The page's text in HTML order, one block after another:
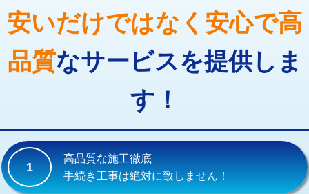
廃棄・処分 現場見積
止水・漏水調査・防水処理・清掃・修
理・調整・分解・加工など（重作業）
33,000円
その他部品の脱着 8,800円～
交換・取付(単水栓（壁付・デッキ
式）)
13,200円+材料費
交換・取付(混合水栓（壁付・デッキ
式・ワンホール）)
16,500円+材料費
安いだけではなく安心で高
品質なサービスを提供しま
す！
1
高品質な施工徹底
手続き工事は絶対に致しません！